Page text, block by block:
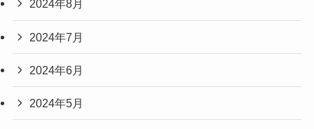
2024年8月
2024年7月
2024年6月
2024年5月